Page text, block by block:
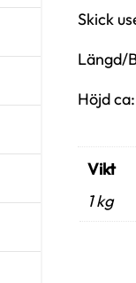
Skick
Längd/
Höjd
Vikt
1 kg